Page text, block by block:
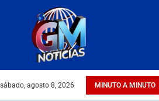
sábado, agosto 8, 2026 MINUTO A MINUTO